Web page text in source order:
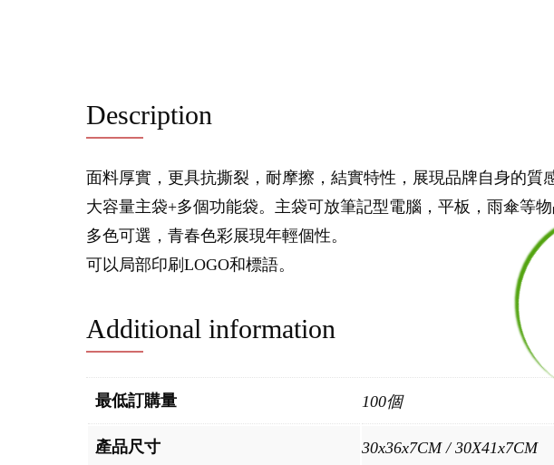
Description
面料厚實，更具抗撕裂，耐摩擦，結實特性，展現品牌自身的質
大容量主袋+多個功能袋。主袋可放筆記型電腦，平板，雨傘等
多色可選，青春色彩展現年輕個性。
可以局部印刷LOGO和標語。
Additional information
最低訂購量 100個
產品尺寸 30x36x7CM / 30X41x7CM